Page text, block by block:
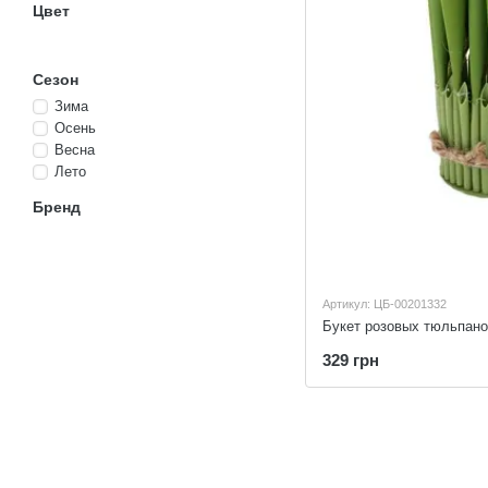
Артикул: ЦБ-00201332
Букет розовых
329 грн
Цвет
Сезон
Зима
Осень
Весна
Лето
Бренд